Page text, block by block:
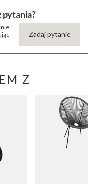
pytania?
Zadaj pytanie
Z